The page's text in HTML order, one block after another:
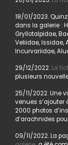
18/01/2023.
dans la galerie :
Gryllotalpidae,
Veliidae, Issidae,
Incurvariidae,
29/12/2022. La
plusieurs
25/11/2022. Une
venues s’ajouter
2000 photos
d’arachnides
09/11/2022. La